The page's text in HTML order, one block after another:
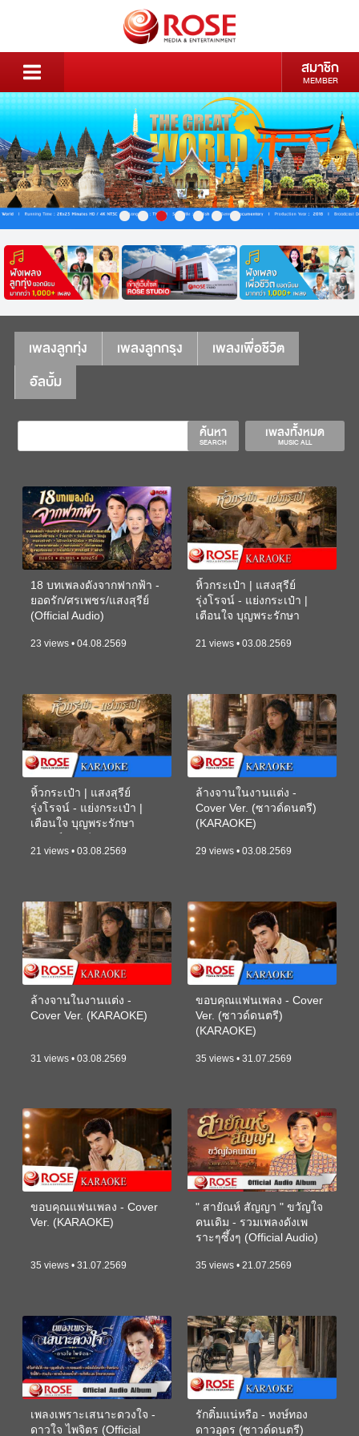
สมาชิก
MEMBER
เพลงลูกทุ่ง เพลงลูกกรุง
เพลงเพื่อชีวิต
อัลบั้ม
เพลงทั้งหมด
MUSIC ALL
ค้นหา
SEARCH
18 บทเพลงดังจากฟากฟ้า -
ยอดรัก/ศรเพชร/แสงสุรีย์
(Official Audio)
23 views • 04.08.2569
หิ้วกระเป๋า | แสงสุรีย์
รุ่งโรจน์ - แย่งกระเป๋า |
เตือนใจ บุญพระรักษา
21 views • 03.08.2569
หิ้วกระเป๋า | แสงสุรีย์
รุ่งโรจน์ - แย่งกระเป๋า |
เตือนใจ บุญพระรักษา
21 views • 03.08.2569
ล้างจานในงานแต่ง -
Cover Ver. (ซาวด์ดนตรี)
(KARAOKE)
29 views • 03.08.2569
ล้างจานในงานแต่ง -
Cover Ver. (KARAOKE)
31 views • 03.08.2569
ขอบคุณแฟนเพลง - Cover
Ver. (ซาวด์ดนตรี)
(KARAOKE)
35 views • 31.07.2569
ขอบคุณแฟนเพลง - Cover
Ver. (KARAOKE)
35 views • 31.07.2569
" สายัณห์ สัญญา " ขวัญใจ
คนเดิม - รวมเพลงดังเพ
ราะๆซึ้งๆ (Official Audio)
35 views • 21.07.2569
เพลงเพราะเสนาะดวงใจ -
ดาวใจ ไพจิตร (Official
รักติ๋มแน่หรือ - หงษ์ทอง
ดาวอุดร (ซาวด์ดนตรี)